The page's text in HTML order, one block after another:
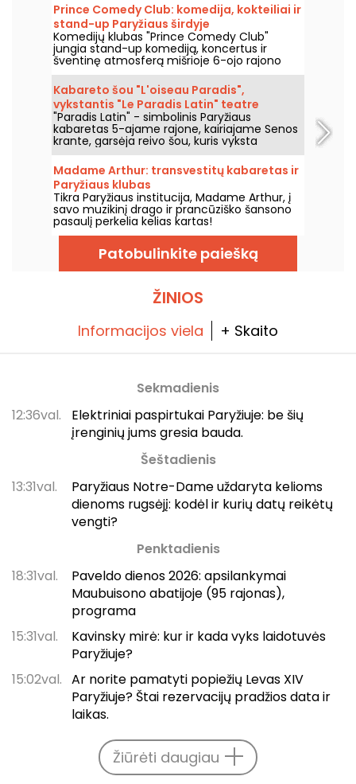
Prince Comedy Club: komedija, kokteiliai ir
stand-up Paryžiaus širdyje
Komedijų klubas "Prince Comedy Club"
jungia stand-up komediją, koncertus ir
šventinę atmosferą mišrioje 6-ojo rajono
vietoje. Tai vieta, kurią verta atrasti, norint
praleisti juoko ir gero humoro kupinus
vakarus.
Kabareto šou "L'oiseau Paradis",
vykstantis "Le Paradis Latin" teatre
Paryžiuje
"Paradis Latin" - simbolinis Paryžiaus
kabaretas 5-ajame rajone, kairiajame Senos
krante, garsėja reivo šou, kuris vyksta
kiekvieną vakarą prabangioje aplinkoje ir
šventiškoje atmosferoje. Čia visada rodomas
Kamel Ouali šou "L'Oiseau Paradis". Šou veda
Dièse ir Solen Shawen.
Madame Arthur: transvestitų kabaretas ir
Paryžiaus klubas
Tikra Paryžiaus institucija, Madame Arthur, į
savo muzikinį drago ir prancūziško šansono
pasaulį perkelia kelias kartas!
Patobulinkite paiešką
ŽINIOS
Informacijos viela + Skaito
Sekmadienis
12:36val.
Elektriniai paspirtukai Paryžiuje: be šių
įrenginių jums gresia bauda.
Šeštadienis
13:31val.
Paryžiaus Notre-Dame uždaryta kelioms
dienoms rugsėjį: kodėl ir kurių datų reikėtų
vengti?
Penktadienis
18:31val.
Paveldo dienos 2026: apsilankymai
Maubuisono abatijoje (95 rajonas),
programa
15:31val.
Kavinsky mirė: kur ir kada vyks laidotuvės
Paryžiuje?
15:02val. Ar norite pamatyti popiežių Levas XIV
Paryžiuje? Štai rezervacijų pradžios data ir
laikas.
Žiūrėti daugiau